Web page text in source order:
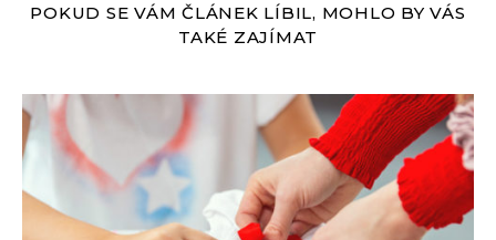
POKUD SE VÁM ČLÁNEK LÍBIL, MOHLO BY VÁS
TAKÉ ZAJÍMAT